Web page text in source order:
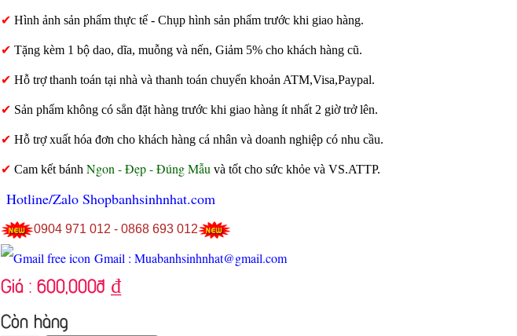
✔ Hình ảnh sản phẩm thực tế - Chụp hình sản phẩm trước khi giao hàng.
✔ Tặng kèm 1 bộ dao, dĩa, muỗng và nến, Giảm 5% cho khách hàng cũ.
✔ Hỗ trợ thanh toán tại nhà và thanh toán chuyển khoản ATM,Visa,Paypal.
✔ Sản phẩm không có sẳn đặt hàng trước khi giao hàng ít nhất 2 giờ trở lên.
✔ Hỗ trợ xuất hóa đơn cho khách hàng cá nhân và doanh nghiệp có nhu cầu.
✔ Cam kết bánh Ngon - Đẹp - Đúng Mẫu và tốt cho sức khỏe và VS.ATTP.
Hotline/Zalo Shopbanhsinhnhat.com
0904 971 012 - 0868 693 012
Gmail : Muabanhsinhnhat@gmail.com
Giá : 600,000đ ₫
Còn hàng